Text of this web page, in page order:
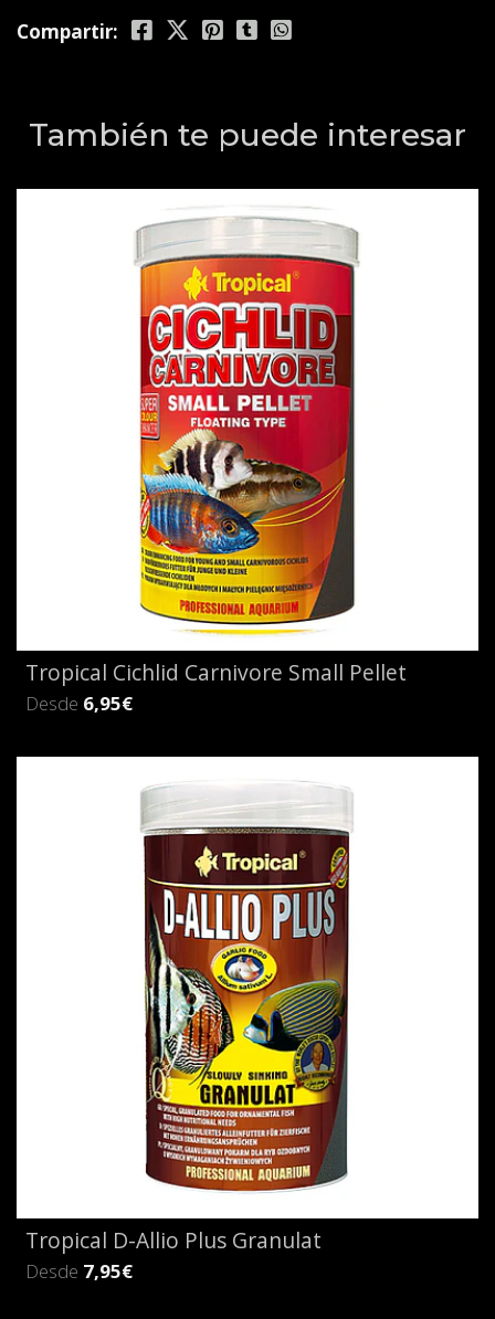
Compartir:
También te puede interesar
Tropical Cichlid Carnivore Small Pellet
Desde 6,95€
Tropical D-Allio Plus Granulat
Desde 7,95€